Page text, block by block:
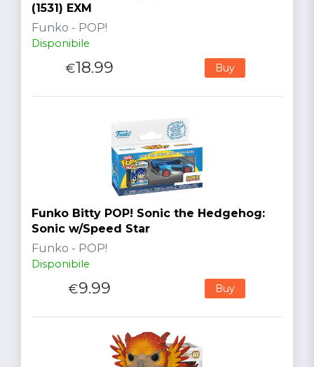
(1531) EXM
Funko - POP!
Disponibile
€18.99 Buy
Funko Bitty POP! Sonic the Hedgehog:
Sonic w/Speed Star
Funko - POP!
Disponibile
€9.99 Buy